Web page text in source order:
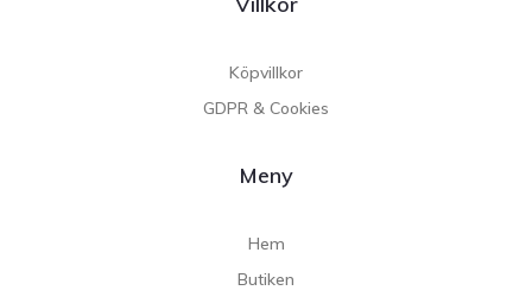
Köpvillkor
GDPR & Cookies
Meny
Hem
Butiken